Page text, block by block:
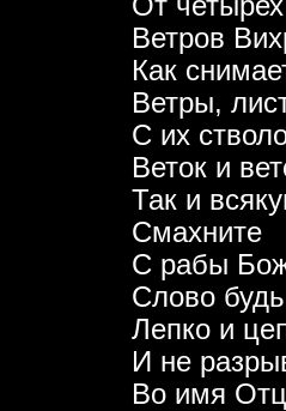
Ветров
Как
Ветры,
С их
Веток и
Так и
Смахните
С рабы
Слово
Лепко и
И не
Во имя